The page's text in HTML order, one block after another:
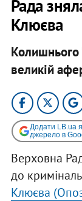
Рада
Клюєва
Колишнього
великій
Додати LB.ua
джерело в
Верховна
до
Клюєва